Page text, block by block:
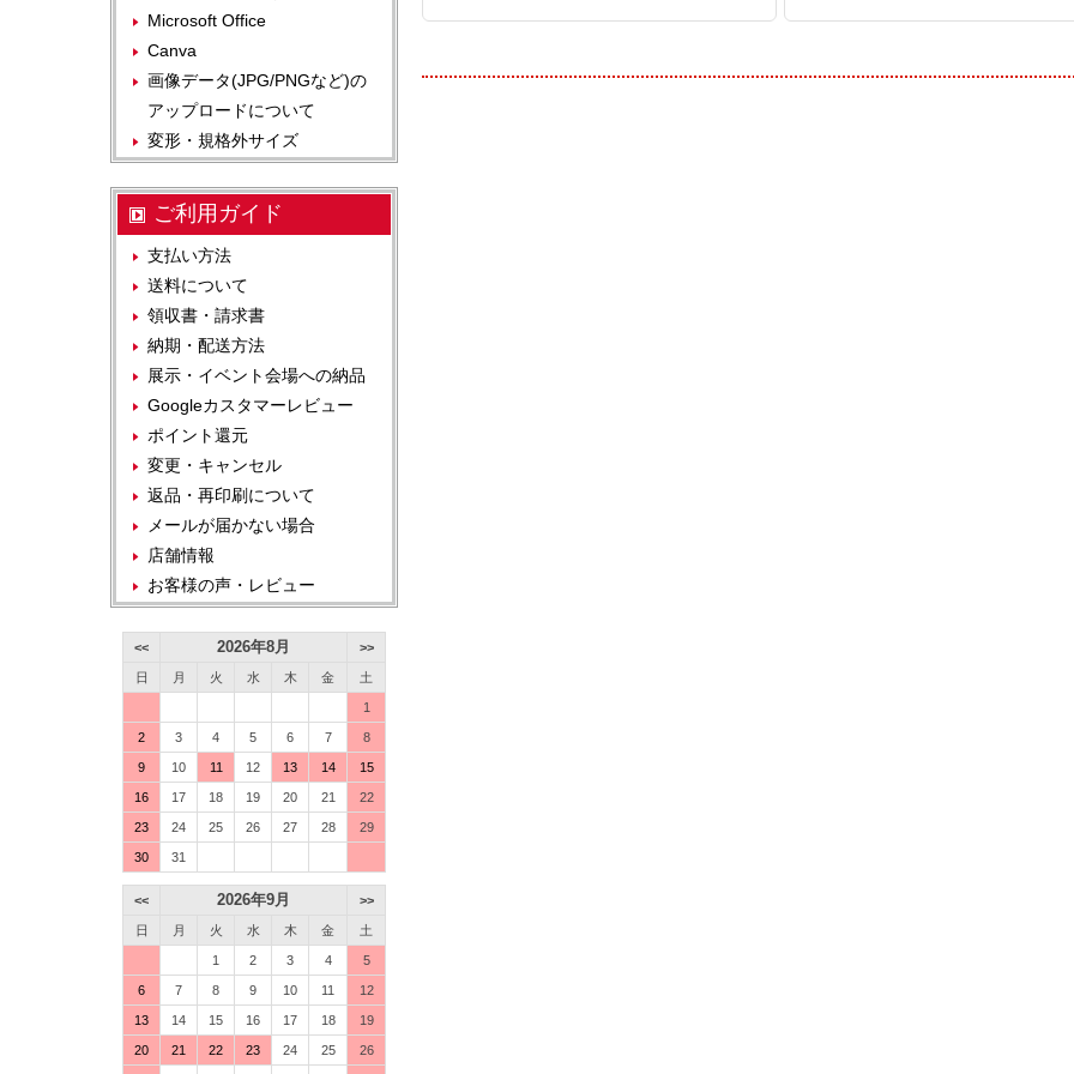
Microsoft Office
Canva
画像データ(JPG/PNGなど)の
アップロードについて
変形・規格外サイズ
ご利用ガイド
支払い方法
送料について
領収書・請求書
納期・配送方法
展示・イベント会場への納品
Googleカスタマーレビュー
ポイント還元
変更・キャンセル
返品・再印刷について
メールが届かない場合
店舗情報
お客様の声・レビュー
<< 2026年8月 >>
日 月 火 水 木 金 土
1
2 3 4 5 6 7 8
9 10 11 12 13 14 15
16 17 18 19 20 21 22
23 24 25 26 27 28 29
30 31
<< 2026年9月 >>
日 月 火 水 木 金 土
1 2 3 4 5
6 7 8 9 10 11 12
13 14 15 16 17 18 19
20 21 22 23 24 25 26